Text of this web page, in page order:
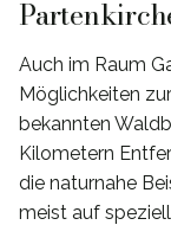
Auch im Raum
Möglichkeiten
bekannten
Kilometern
die naturnahe
meist auf